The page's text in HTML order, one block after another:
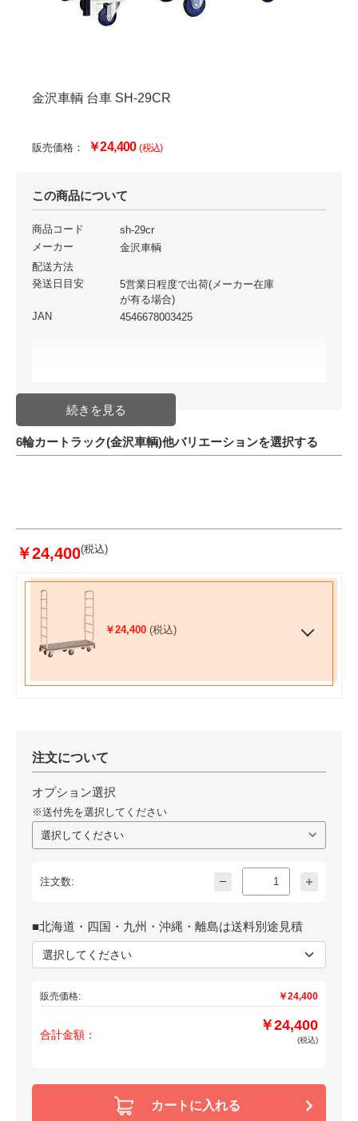
金沢車輌 台車 SH-29CR
販売価格： ￥24,400(税込)
この商品について
商品コード
sh-29cr
メーカー
金沢車輌
配送方法
発送日目安
5営業日程度で出荷(メーカー在庫
が有る場合)
JAN
4546678003425
6輪カートラック(金沢車輌)他バリエーションを選択する
￥24,400(税込)
￥24,400 (税込)
注文について
オプション選択
※送付先を選択してください
注文数:
■北海道・四国・九州・沖縄・離島は送料別途見積
販売価格: ￥24,400
合計金額：
￥24,400
(税込)
カートに入れる